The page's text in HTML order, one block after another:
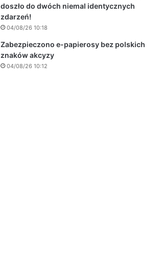
doszło do dwóch niemal identycznych
zdarzeń!
04/08/26 10:18
Zabezpieczono e-papierosy bez polskich
znaków akcyzy
04/08/26 10:12